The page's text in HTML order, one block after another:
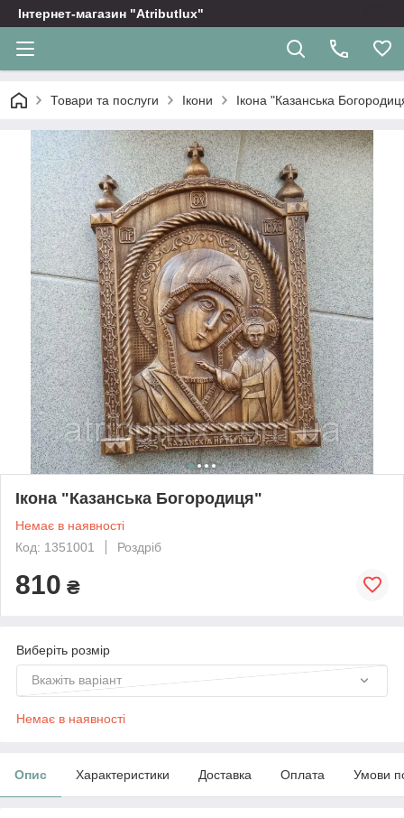
Інтернет-магазин "Atributlux"
Товари та послуги Ікони Ікона "Казанська
Ікона "Казанська Богородиця"
Немає в наявності
Код: 1351001
Роздріб
810 ₴
Виберіть розмір
Вкажіть варіант
Немає в наявності
Опис Характеристики Доставка Оплата Умови